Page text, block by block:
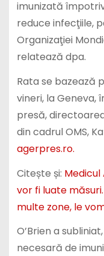
reduce infecţiile,
Organizaţiei
relatează dpa.
Rata se bazează
vineri, la Geneva,
presă,
din cadrul OMS,
agerpres.ro.
Citește și:Medicul
vor fi luate
multe zone, le
O’Brien a
necesară de
pandemie va